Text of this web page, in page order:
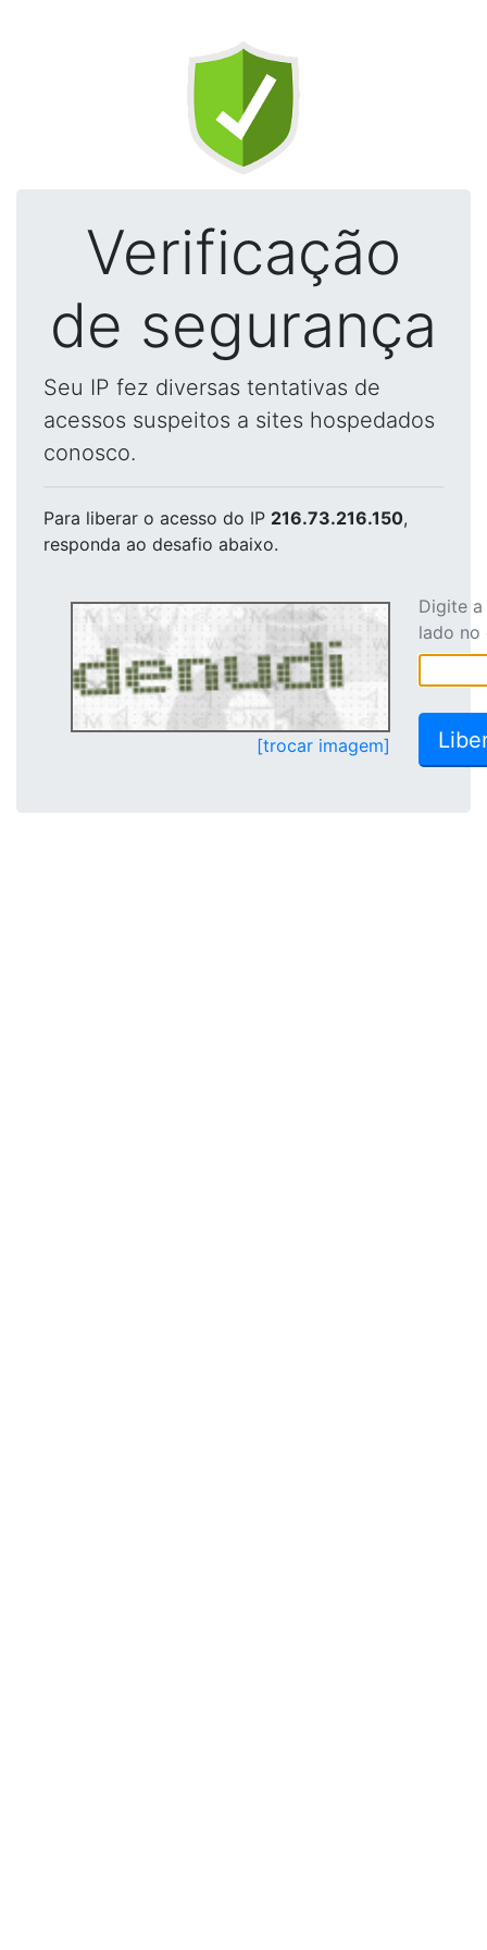
Verificação
de segurança
Seu IP fez diversas tentativas de
acessos suspeitos a sites hospedados
conosco.
Para liberar o acesso do IP 216.73.216.150,
responda ao desafio abaixo.
[trocar imagem]
Digite
lado no